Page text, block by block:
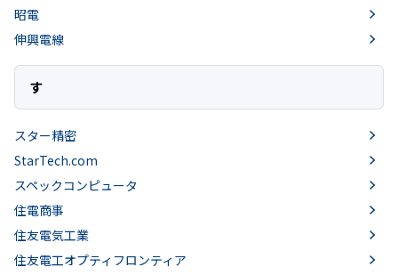
昭電
伸興電線
す
スター精密
StarTech.com
スペックコンピュータ
住電商事
住友電気工業
住友電工オプティフロンティア